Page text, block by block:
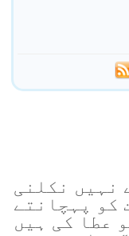
نہیں نکلنی
کو پہچانتے
عطا کی ہیں